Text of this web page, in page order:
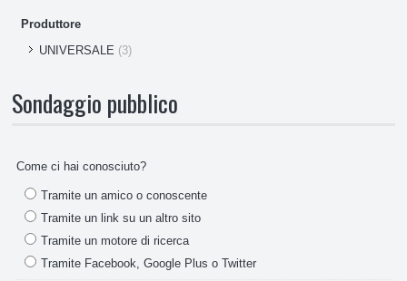
Produttore
UNIVERSALE (3)
Sondaggio pubblico
Come ci hai conosciuto?
Tramite un amico o conoscente
Tramite un link su un altro sito
Tramite un motore di ricerca
Tramite Facebook, Google Plus o Twitter